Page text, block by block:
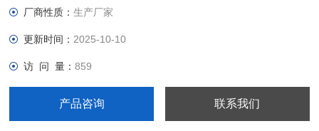
厂商性质：生产厂家
更新时间： 2025-10-10
访 问 量：859
产品咨询 联系我们